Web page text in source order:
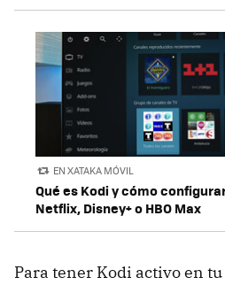
EN XATAKA MÓVIL
Qué es Kodi y cómo
Netflix, Disney+ o HBO Max
Para tener Kodi activo en